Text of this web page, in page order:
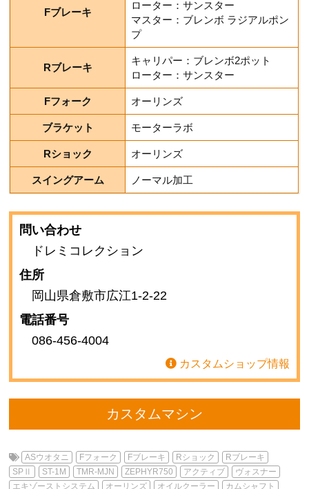
Fブレーキ
ローター：サンスター
マスター：ブレンボ ラジアルポン
プ
Rブレーキ
キャリパー：ブレンボ2ポット
ローター：サンスター
Fフォーク オーリンズ
ブラケット モーターラボ
Rショック オーリンズ
スイングアーム ノーマル加工
問い合わせ
ドレミコレクション
住所
岡山県倉敷市広江1-2-22
電話番号
086-456-4004
カスタムショップ情報
カスタムマシン
ASウオタニ Fフォーク Fブレーキ Rショック
Rブレーキ
SPⅡ
ST-1M TMR-MJN ZEPHYR750 アクティブ
ヴォスナー
エキゾーストシステム
オーリンズ オイルクーラー
カムシャフト